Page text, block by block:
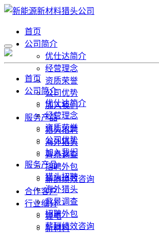
首页
公司简介
优仕达简介
经营理念
资质荣誉
公司优势
加入我们
服务产品
猎头招聘
海外猎头
背景调查
招聘外包
薪酬绩效咨询
合作客户
行业细分
锂电
新材料
首页
公司简介
优仕达简介
经营理念
资质荣誉
公司优势
加入我们
服务产品
猎头招聘
海外猎头
背景调查
招聘外包
薪酬绩效咨询